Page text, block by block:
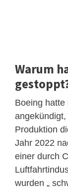
Warum
Boeing hatte
Produktion
Jahr 2022
einer durch
wurden „